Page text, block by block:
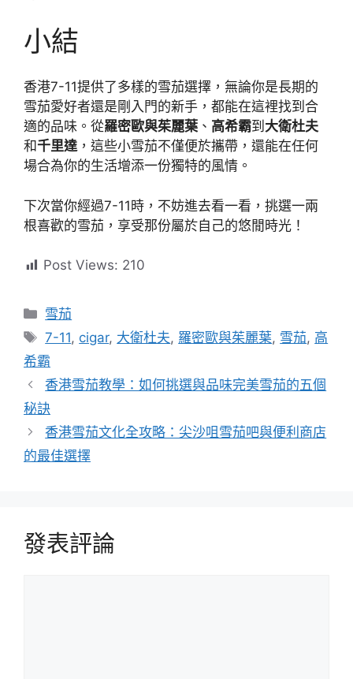
小結
香港7-11提供了多樣的雪茄選擇，無論你是長期的
雪茄愛好者還是剛入門的新手，都能在這裡找到合
適的品味。從羅密歐與茱麗葉 、 高希霸到 大衛杜夫
和千里達，這些小雪茄不僅便於攜帶，還能在任何
場合為你的生活增添一份獨特的風情。
下次當你經過7-11時，不妨進去看一看，挑選一兩
根喜歡的雪茄，享受那份屬於自己的悠閒時光！
Post Views: 210
分
類
雪茄
標
籤
7-11, cigar, 大衛杜夫, 羅密歐與茱麗葉, 雪茄, 高
希霸
香港雪茄教學：如何挑選與品味完美雪茄的五個
秘訣
香港雪茄文化全攻略：尖沙咀雪茄吧與便利商店
的最佳選擇
發表評論